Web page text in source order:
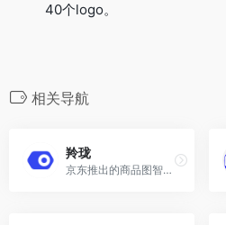
40个logo。
相关导航
羚珑
京东推出的商品图智能设计小工具